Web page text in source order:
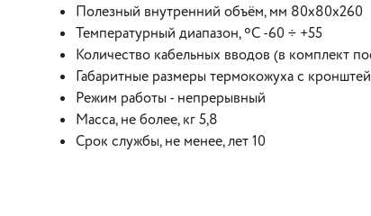
Полезный внутренний объём, мм 80x80x260
Температурный диапазон, ºC -60 ÷ +55
Количество кабельных вводов (в комплект
Габаритные размеры термокожуха с
Режим работы - непрерывный
Масса, не более, кг 5,8
Срок службы, не менее, лет 10